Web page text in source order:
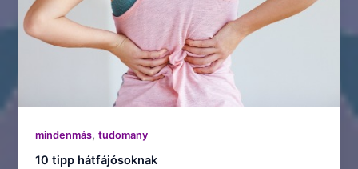
mindenmás,tudomany
10 tipp hátfájósoknak